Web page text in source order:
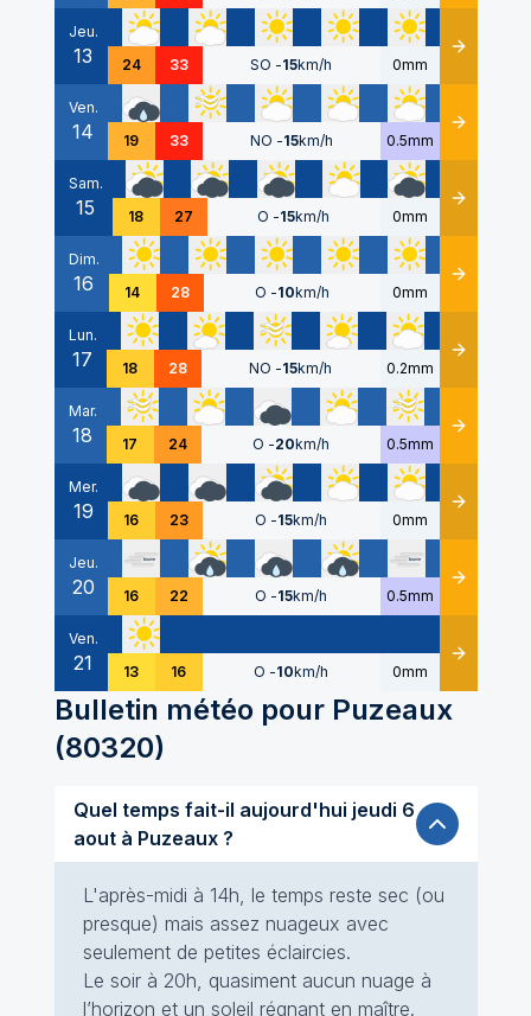
Jeu.
13 24 33 SO -15km/h 0mm Détails
Ven.
14 19 33 NO -15km/h 0.5mm Détails
Sam.
15 18 27 O -15km/h 0mm Détails
Dim.
16 14 28 O -10km/h 0mm Détails
Lun.
17 18 28 NO -15km/h 0.2mm Détails
Mar.
18 17 24 O -20km/h 0.5mm Détails
Mer.
19 16 23 O -15km/h 0mm Détails
Jeu.
20 16 22 O -15km/h 0.5mm Détails
Ven.
21 13 16 O -10km/h 0mm Détails
Bulletin météo pour Puzeaux
(80320)
Quel temps fait-il aujourd'hui jeudi 6
aout à Puzeaux ?
L'après-midi à 14h, le temps reste sec (ou
presque) mais assez nuageux avec
seulement de petites éclaircies.
Le soir à 20h, quasiment aucun nuage à
l’horizon et un soleil régnant en maître.